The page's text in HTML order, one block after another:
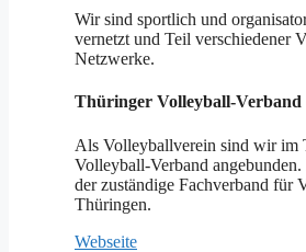
Wir sind sportlich und
vernetzt und Teil verschiedener
Netzwerke.
Thüringer Volleyball-
Als Volleyballverein sind wir im
Volleyball-Verband
der zuständige Fachverband für
Thüringen.
Webseite